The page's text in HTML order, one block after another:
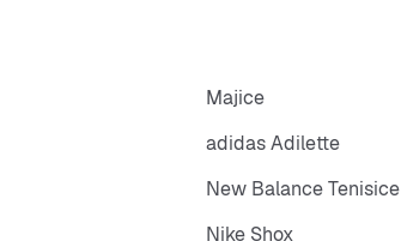
Majice
adidas Adilette
New Balance Tenisice
Nike Shox